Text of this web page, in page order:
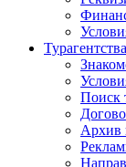
Поиск
Архив